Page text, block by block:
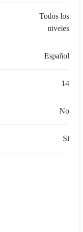
Todos los
niveles
Español
14
No
Si